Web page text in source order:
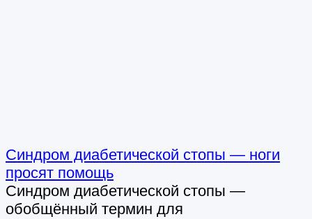
Синдром диабетической стопы — ноги
просят помощь
Синдром диабетической стопы —
обобщённый термин для